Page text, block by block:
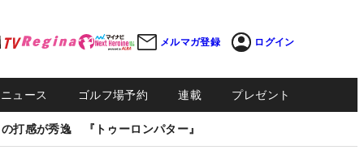
メルマガ登録 ログイン
ュース ゴルフ場予約 連載 プレゼント
打感が秀逸 『トゥーロンパター』